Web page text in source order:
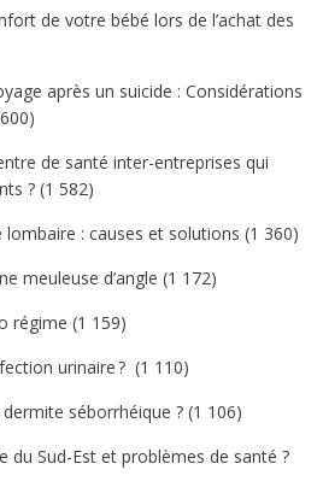
de votre bébé lors de l’achat des
après un suicide : Considérations
de santé inter-entreprises qui
? (1 582)
: causes et solutions (1 360)
meuleuse d’angle (1 172)
régime (1 159)
urinaire ? (1 110)
séborrhéique ? (1 106)
du Sud-Est et problèmes de santé ?